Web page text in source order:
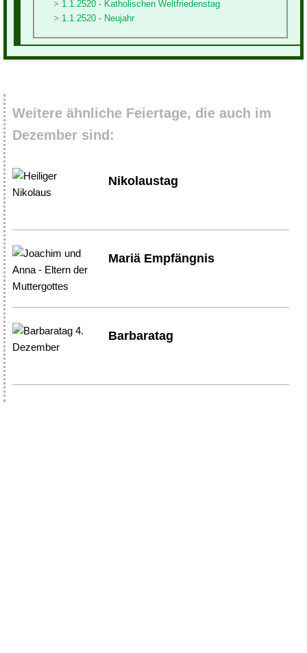
1.1.2520 - Katholischen Weltfriedenstag
1.1.2520 - Neujahr
Weitere ähnliche Feiertage, die auch im
Dezember sind:
Nikolaustag
Mariä Empfängnis
Barbaratag